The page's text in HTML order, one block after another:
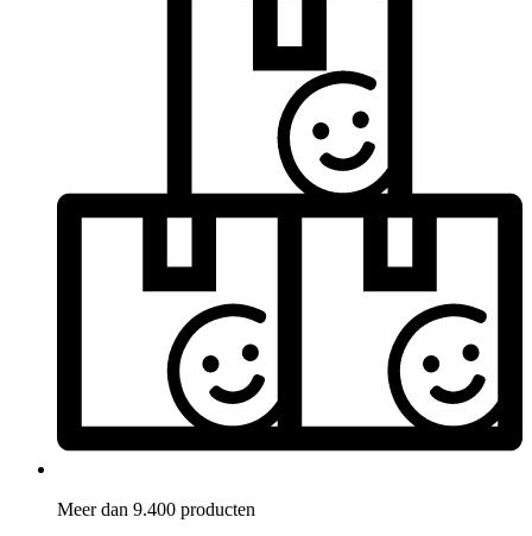
Meer dan 9.400 producten